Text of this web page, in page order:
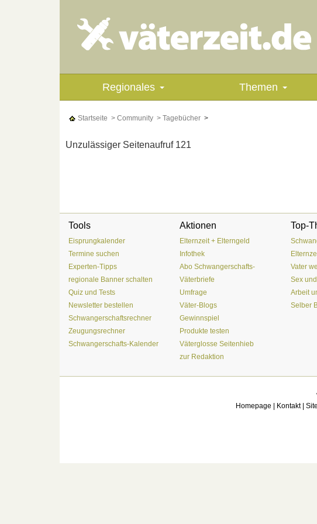
Regionales Themen
Startseite > Community > Tagebücher >
Unzulässiger Seitenaufruf 121
Tools
Eisprungkalender
Termine suchen
Experten-Tipps
regionale Banner schalten
Quiz und Tests
Newsletter bestellen
Schwangerschaftsrechner
Zeugungsrechner
Schwangerschafts-Kalender
Aktionen
Elternzeit + Elterngeld
Infothek
Abo Schwangerschafts-
Väterbriefe
Umfrage
Väter-Blogs
Gewinnspiel
Produkte testen
Väterglosse Seitenhieb
zur Redaktion
Top-
Vater
Sex
Arbeit
Selber
Homepage
Kontakt|